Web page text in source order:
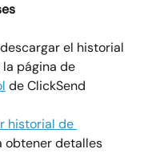
el historial
página de
de ClickSend
historial de
obtener detalles